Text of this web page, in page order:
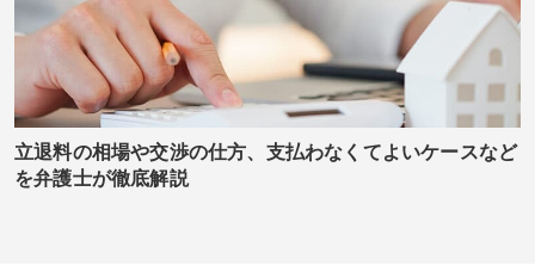
立退料の相場や交渉の仕方、支払わなくてよいケースなど
を弁護士が徹底解説